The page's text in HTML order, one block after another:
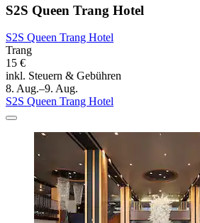
S2S Queen Trang Hotel
S2S Queen Trang Hotel
Trang
15 €
inkl. Steuern & Gebühren
8. Aug.–9. Aug.
S2S Queen Trang Hotel